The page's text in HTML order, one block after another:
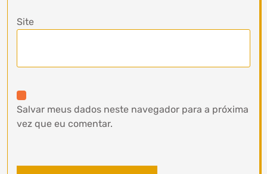
Site
Salvar meus dados neste navegador para a próxima
vez que eu comentar.